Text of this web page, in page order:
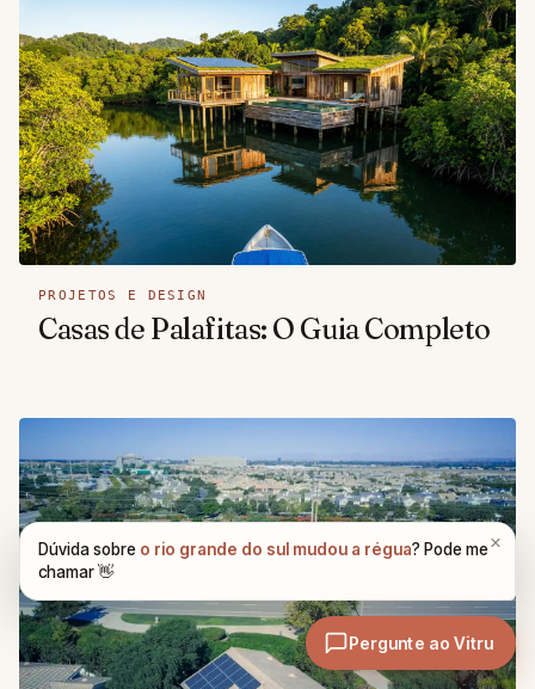
PROJETOS E DESIGN
Casas de Palafitas: O Guia Completo